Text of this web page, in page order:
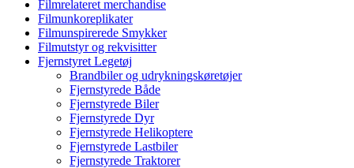
Filmrelateret merchandise
Filmunkoreplikater
Filmunspirerede Smykker
Filmutstyr og rekvisitter
Fjernstyret Legetøj
Brandbiler og udrykningskøretøjer
Fjernstyrede Både
Fjernstyrede Biler
Fjernstyrede Dyr
Fjernstyrede Helikoptere
Fjernstyrede Lastbiler
Fjernstyrede Traktorer